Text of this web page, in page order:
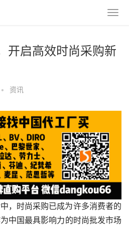
开启高效时尚采购新
• 资讯
，时尚采购已成为许多消费者的
中国最具影响力的时尚批发市场